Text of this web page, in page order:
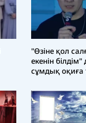
"Өзіне қол
екенін
сұмдық оқиға